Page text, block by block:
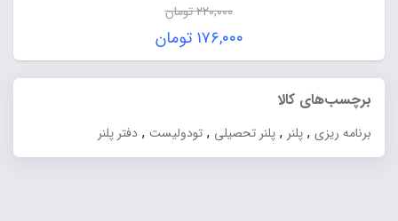
۲۲۰,۰۰۰تومان
قیمت
اصلی:
۲۲۰,۰۰۰ تومان
۱۷۶,۰۰۰ تومان
قیمت
فعلی:
برچسب‌های کالا
برنامه ریزی , پلنر , پلنر تحصیلی , تودولیست , دفتر پلنر